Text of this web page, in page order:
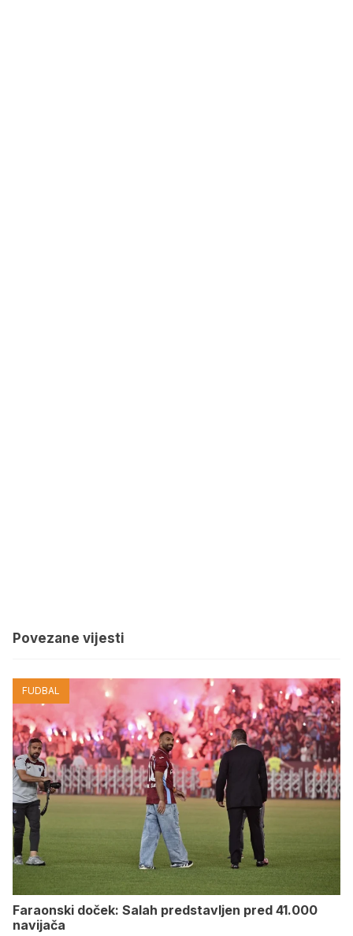
Povezane vijesti
FUDBAL
Faraonski doček: Salah predstavljen pred 41.000
navijača